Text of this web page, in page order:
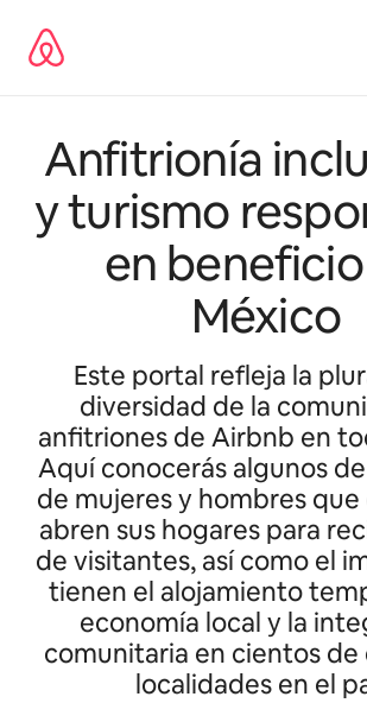
content
Anfitrionía
y turismo
en
México
Este portal refleja la
diversidad de la
anfitriones de Airbnb en
Aquí conocerás algunos
de mujeres y hombres que
abren sus hogares para
de visitantes, así como el
tienen el alojamiento
economía local y la
comunitaria en cientos de
localidades en el